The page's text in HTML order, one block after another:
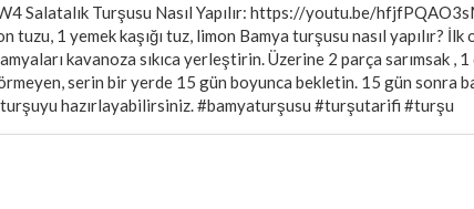
Salatalık Turşusu Nasıl Yapılır: https://youtu.be/
tuzu, 1 yemek kaşığı tuz, limon Bamya turşusu nasıl yapılır?
kavanoza sıkıca yerleştirin. Üzerine 2 parça sarımsak ,
serin bir yerde 15 gün boyunca bekletin. 15 gün sonra
turşuyu hazırlayabilirsiniz. #bamyaturşusu #turşutarifi #turşu